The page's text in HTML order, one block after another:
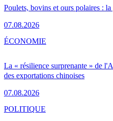
Poulets, bovins et ours polaires :
07.08.2026
La « résilience surprenante » de
des exportations chinoises
07.08.2026
ÉCONOMIE
POLITIQUE